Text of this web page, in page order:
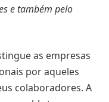
e também pelo
as empresas
por aqueles
colaboradores. A